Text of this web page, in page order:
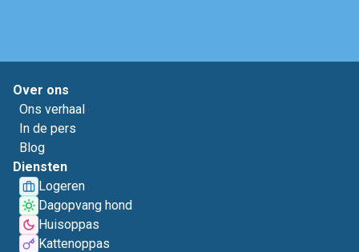
Over ons
Ons verhaal
In de pers
Blog
Diensten
Logeren
Dagopvang hond
Huisoppas
Kattenoppas